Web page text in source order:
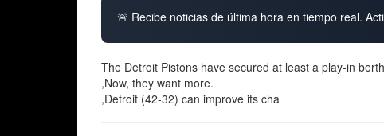
🚨 Recibe noticias de última hora en tiempo real.
The Detroit Pistons have secured at least a play-in
,Now, they want more.
,Detroit (42-32) can improve its cha